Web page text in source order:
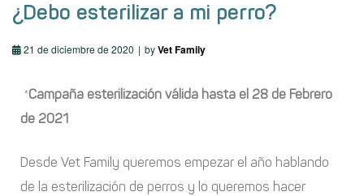
¿Debo esterilizar a mi perro?
21 de diciembre de 2020 byVet Family
*Campaña esterilización válida hasta el 28 de Febrero
de 2021
Desde Vet Family queremos empezar el año hablando
de la esterilización de perros y lo queremos hacer